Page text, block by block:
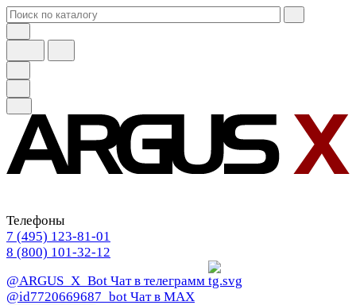
Телефоны
7 (495) 123-81-01
8 (800) 101-32-12
@ARGUS_X_Bot Чат в телеграмм
@id7720669687_bot Чат в МАХ